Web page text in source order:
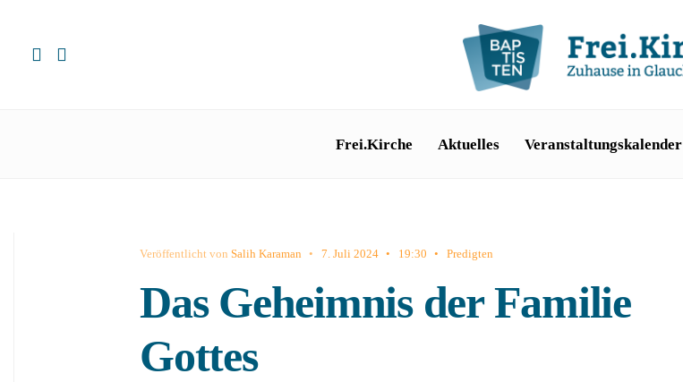
Frei.Kirche Aktuelles Veranstaltungskalender
Veröffentlicht von Salih Karaman • 7. Juli 2024 • 19:30 • Predigten
Das Geheimnis der Familie
Gottes